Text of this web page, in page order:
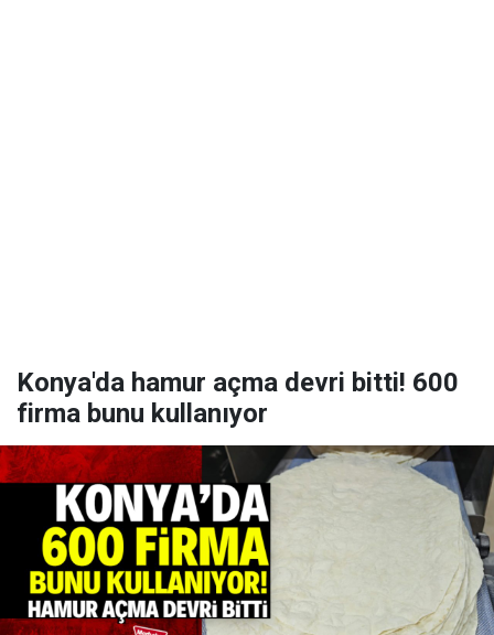
Konya'da hamur açma devri bitti! 600
firma bunu kullanıyor